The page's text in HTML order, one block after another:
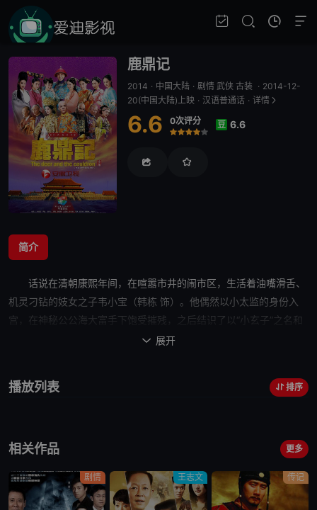
鹿鼎记
2014 · 中国大陆 · 剧情 武侠 古装 · 2014-12-
20(中国大陆)上映 · 汉语普通话 · 详情
6.6 0次评分
很差
较差
还行推荐力荐
豆 6.6
简介
话说在清朝康熙年间，在喧嚣市井的闹市区，生活着油嘴滑舌、
机灵刁钻的妓女之子韦小宝（韩栋 饰）。他偶然以小太监的身份入
宫，在神秘公公海大富手下饱受摧残，
之后结识了以“小玄子”之名和
他比武的当今皇帝康熙（魏千翔 饰）。两人结为好兄弟，更联手擒获
一边的郑氏家族偏居一隅，相机而动。更有吴三桂、尚可喜等前明势
将他的人生推向顶点…… 本片根据武侠小说名家金庸的同名作品改
 展开
播放列表 排序
相关作品 更多
剧情 王志文 传记